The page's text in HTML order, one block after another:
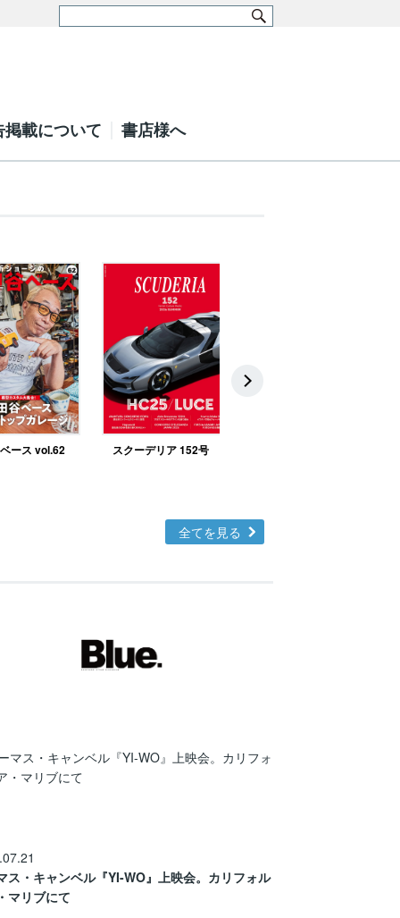
掲載について 書店様へ
ース vol.62 スクーデリア 152号
全てを見る
ス・キャンベル『YI-WO』上映会。カリフォル
マリブにて